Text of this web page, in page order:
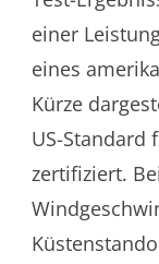
einer
eines
Kürze
US-Standard
zertifiziert.